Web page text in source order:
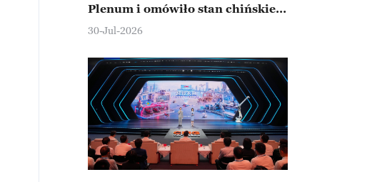
Plenum i omówiło stan chińskiej
gospodarki
30-Jul-2026